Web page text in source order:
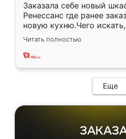
Заказала себе новый
Ренессанс где ранее
новую кухню.Чего
вполне довольна. Служит
два года, нареканий нет.
Читать полностью
Еще